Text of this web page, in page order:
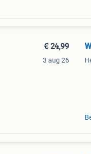
€ 24,99
3 aug 26